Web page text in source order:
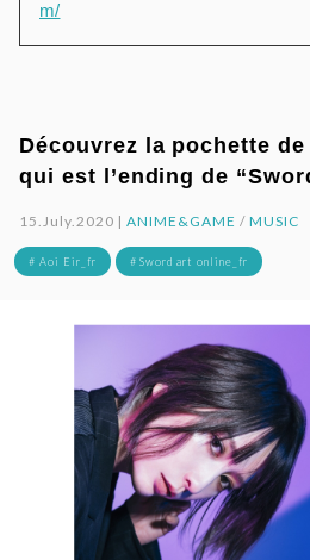
m/
Découvrez la pochette de
qui est l’ending de
15.July.2020 |ANIME&GAME / MUSIC
# Aoi Eir_fr # Sword art online_fr